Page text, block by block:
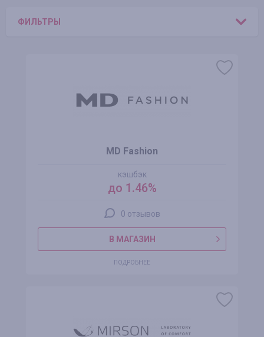
ФИЛЬТРЫ
MD Fashion
кэшбэк
до 1.46%
0 отзывов
В МАГАЗИН
ПОДРОБНЕЕ